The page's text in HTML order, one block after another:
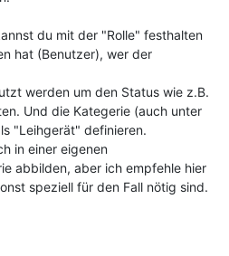
du mit der "Rolle" festhalten
hat (Benutzer), wer der
werden um den Status wie z.B.
Und die Kategerie (auch unter
"Leihgerät" definieren.
in einer eigenen
abbilden, aber ich empfehle hier
speziell für den Fall nötig sind.